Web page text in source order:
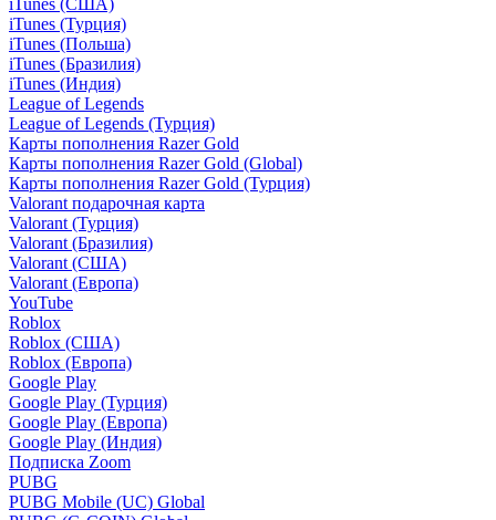
iTunes (США)
iTunes (Турция)
iTunes (Польша)
iTunes (Бразилия)
iTunes (Индия)
League of Legends
League of Legends (Турция)
Карты пополнения Razer Gold
Карты пополнения Razer Gold (Global)
Карты пополнения Razer Gold (Турция)
Valorant подарочная карта
Valorant (Турция)
Valorant (Бразилия)
Valorant (США)
Valorant (Европа)
YouTube
Roblox
Roblox (США)
Roblox (Европа)
Google Play
Google Play (Турция)
Google Play (Европа)
Google Play (Индия)
Подписка Zoom
PUBG
PUBG Mobile (UC) Global